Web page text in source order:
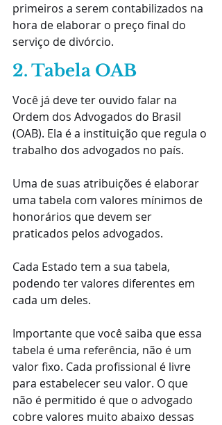
primeiros a serem contabilizados na
hora de elaborar o preço final do
serviço de divórcio.
2. Tabela OAB
Você já deve ter ouvido falar na
Ordem dos Advogados do Brasil
(OAB). Ela é a instituição que regula o
trabalho dos advogados no país.
Uma de suas atribuições é elaborar
uma tabela com valores mínimos de
honorários que devem ser
praticados pelos advogados.
Cada Estado tem a sua tabela,
podendo ter valores diferentes em
cada um deles.
Importante que você saiba que essa
tabela é uma referência, não é um
valor fixo. Cada profissional é livre
para estabelecer seu valor. O que
não é permitido é que o advogado
cobre valores muito abaixo dessas